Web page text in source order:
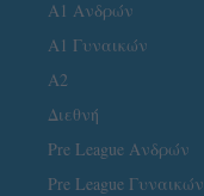
Α1 Ανδρών
Α1 Γυναικών
A2
Διεθνή
Pre League Ανδρών
Pre League Γυναικών